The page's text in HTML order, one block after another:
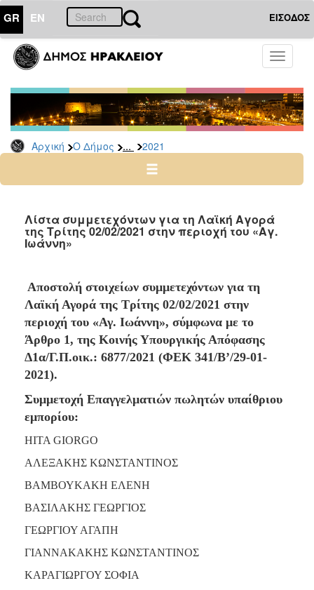
GR EN ΕΙΣΟΔΟΣ
Toggle
Αρχική Ο Δήμος ... 2021
ΔΗΜΟΣ
Δελτία
Τύπου
Αρχείο
2026
2024
2022
2021
2019
2018
2017
2016
2015
2013
2012
2011
2010
2006
Λίστα συμμετεχόντων για τη Λαϊκή Αγορά
της Τρίτης 02/02/2021 στην περιοχή του «Αγ.
Ιωάννη»
Αποστολή στοιχείων συμμετεχόντων για τη
Λαϊκή Αγορά της Τρίτης 02/02/2021 στην
περιοχή του «Αγ. Ιωάννη», σύμφωνα με το
Άρθρο 1, της Κοινής Υπουργικής Απόφασης
Δ1α/Γ.Π.οικ.: 6877/2021 (ΦΕΚ 341/Β’/29-01-
2021).
Συμμετοχή Επαγγελματιών πωλητών υπαίθριου
εμπορίου:
HITA GIORGO
ΑΛΕΞΑΚΗΣ ΚΩΝΣΤΑΝΤΙΝΟΣ
ΒΑΜΒΟΥΚΑΚΗ ΕΛΕΝΗ
ΒΑΣΙΛΑΚΗΣ ΓΕΩΡΓΙΟΣ
ΓΕΩΡΓΙΟΥ ΑΓΑΠΗ
ΓΙΑΝΝΑΚΑΚΗΣ ΚΩΝΣΤΑΝΤΙΝΟΣ
ΚΑΡΑΓΙΩΡΓΟΥ ΣΟΦΙΑ